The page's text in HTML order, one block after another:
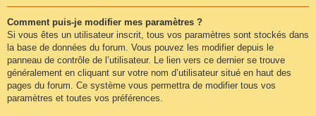
Comment puis-je modifier mes paramètres ?
Si vous êtes un utilisateur inscrit, tous vos paramètres sont stockés dans
la base de données du forum. Vous pouvez les modifier depuis le
panneau de contrôle de l’utilisateur. Le lien vers ce dernier se trouve
généralement en cliquant sur votre nom d’utilisateur situé en haut des
pages du forum. Ce système vous permettra de modifier tous vos
paramètres et toutes vos préférences.